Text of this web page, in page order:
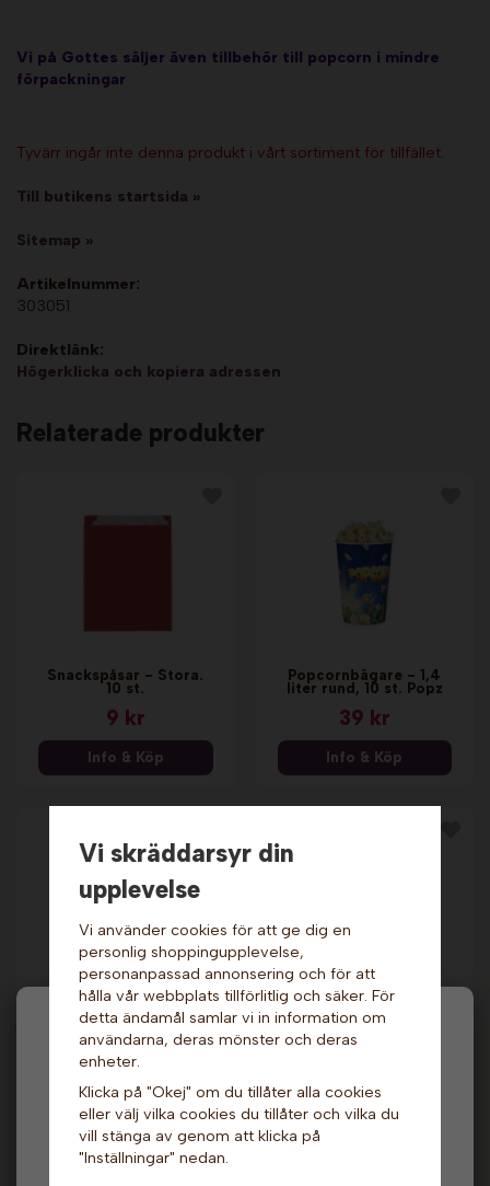
Hej och välkommen till Gottes!
Hos oss får alla handla men välj privatperson (inkl.
moms) eller företag (exkl. moms) för hur våra priser
ska visas.
Privat
Vi på Gottes säljer även tillbehör till popcorn i mindre
förpackningar
Tyvärr ingår inte denna produkt i vårt sortiment för tillfället.
Till butikens startsida »
Sitemap »
Artikelnummer:
303051
Direktlänk:
Högerklicka och kopiera adressen
Relaterade produkter
Snackspåsar - Stora.
10 st.
9 kr
Info & Köp
Popcornbägare - 1,4
liter rund, 10 st. Popz
39 kr
Info & Köp
Bägare - 0,5 liter.
Vita, rund x 10 st.
29 kr
Info & Köp
Popcornbägare 1,4
liter x 10 st. Sundlings
39 kr
Info
Andra köpte även
Vi skräddarsyr din
upplevelse
Vi använder cookies för att ge dig en
personlig shoppingupplevelse,
personanpassad annonsering och för att
hålla vår webbplats tillförlitlig och säker. För
detta ändamål samlar vi in information om
användarna, deras mönster och deras
enheter.
Klicka på "Okej" om du tillåter alla cookies
eller välj vilka cookies du tillåter och vilka du
vill stänga av genom att klicka på
"Inställningar" nedan.